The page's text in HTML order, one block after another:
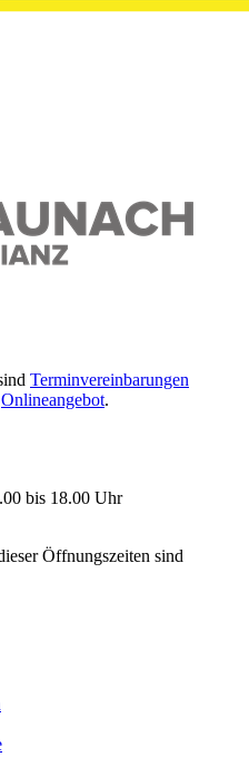
Terminvereinbarungen
Onlineangebot.
bis 18.00 Uhr
Öffnungszeiten sind